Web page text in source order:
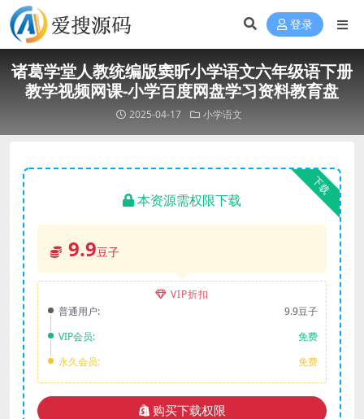
登录
诸葛学堂人教统编版窦昕小学语文六年级语下册
教学视频网课-小学百度网盘学习资料教育盘
2025-04-17 小学语文
下载
本资源需权限下载
9.9豆子
VIP折扣
普通用户:
9.9豆子
VIP会员:
免费
永久会员:
免费
购买下载权限